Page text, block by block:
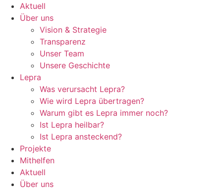
Aktuell
Über uns
Vision & Strategie
Transparenz
Unser Team
Unsere Geschichte
Lepra
Was verursacht Lepra?
Wie wird Lepra übertragen?
Warum gibt es Lepra immer noch?
Ist Lepra heilbar?
Ist Lepra ansteckend?
Projekte
Mithelfen
Aktuell
Über uns